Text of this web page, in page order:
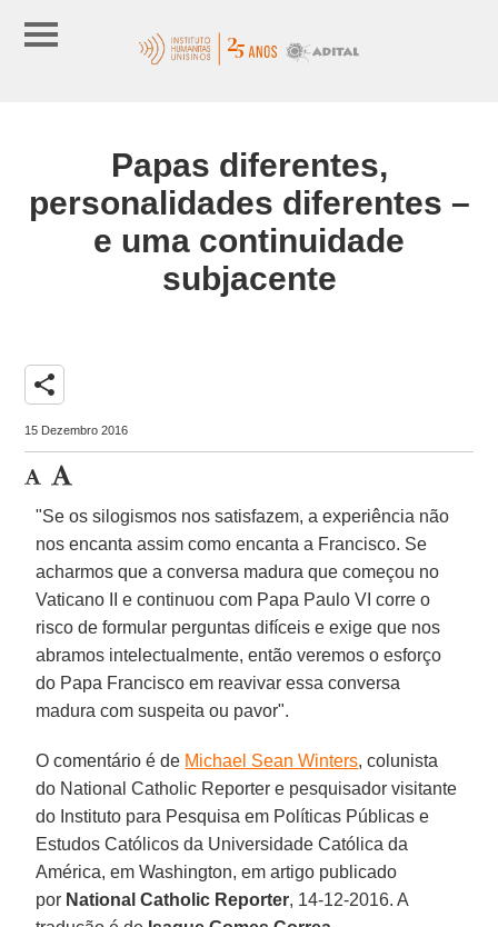
Papas diferentes,
personalidades diferentes –
e uma continuidade
subjacente
share
15 Dezembro 2016
"Se os silogismos nos satisfazem, a experiência não
nos encanta assim como encanta a Francisco. Se
acharmos que a conversa madura que começou no
Vaticano II e continuou com Papa Paulo VI corre o
risco de formular perguntas difíceis e exige que nos
abramos intelectualmente, então veremos o esforço
do Papa Francisco em reavivar essa conversa
madura com suspeita ou pavor".
O comentário é de Michael Sean Winters, colunista
do National Catholic Reporter e pesquisador visitante
do Instituto para Pesquisa em Políticas Públicas e
Estudos Católicos da Universidade Católica da
América, em Washington, em artigo publicado
por National Catholic Reporter, 14-12-2016. A